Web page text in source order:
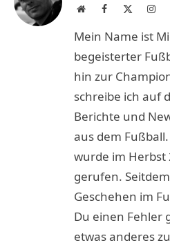
WebsiteFacebook
Mein Name ist
begeisterter
hin zur
schreibe ich auf
Berichte und
aus dem
wurde im Herbst
gerufen.
Geschehen im
Du einen Fehler
etwas anderes